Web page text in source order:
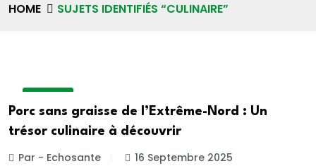
HOME SUJETS IDENTIFIÉS “CULINAIRE”
Porc sans graisse de l’Extrême-Nord : Un
trésor culinaire à découvrir
Par - Echosante 16 Septembre 2025